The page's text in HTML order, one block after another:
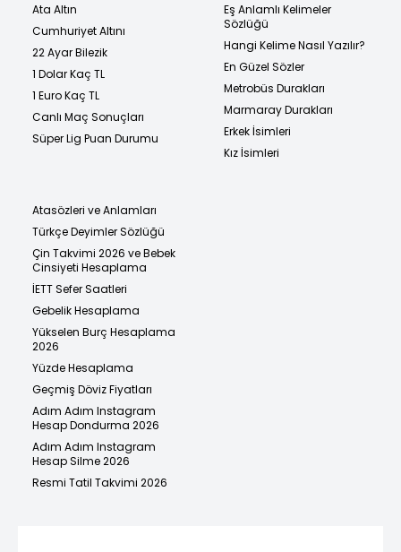
Ata Altın
Cumhuriyet Altını
22 Ayar Bilezik
1 Dolar Kaç TL
1 Euro Kaç TL
Canlı Maç Sonuçları
Süper Lig Puan Durumu
Eş Anlamlı Kelimeler
Sözlüğü
Hangi Kelime Nasıl Yazılır?
En Güzel Sözler
Metrobüs Durakları
Marmaray Durakları
Erkek İsimleri
Kız İsimleri
Atasözleri ve Anlamları
Türkçe Deyimler Sözlüğü
Çin Takvimi 2026 ve Bebek
Cinsiyeti Hesaplama
İETT Sefer Saatleri
Gebelik Hesaplama
Yükselen Burç Hesaplama
2026
Yüzde Hesaplama
Geçmiş Döviz Fiyatları
Adım Adım Instagram
Hesap Dondurma 2026
Adım Adım Instagram
Hesap Silme 2026
Resmi Tatil Takvimi 2026